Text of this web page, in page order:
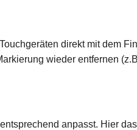
direkt mit dem
wieder entfernen
anpasst. Hier